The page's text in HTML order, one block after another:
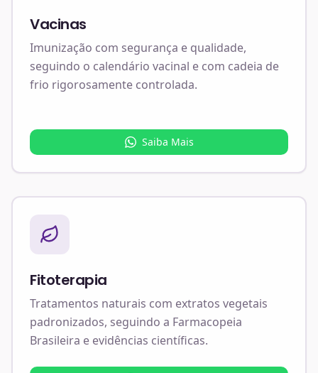
Vacinas
Imunização com segurança e qualidade,
seguindo o calendário vacinal e com cadeia de
frio rigorosamente controlada.
Saiba Mais
Fitoterapia
Tratamentos naturais com extratos vegetais
padronizados, seguindo a Farmacopeia
Brasileira e evidências científicas.